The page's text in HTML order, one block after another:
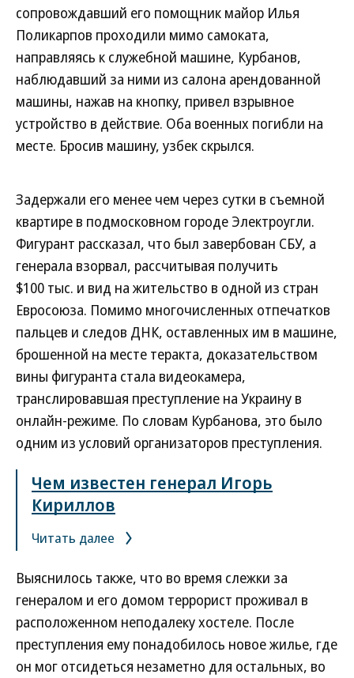
сопровождавший его помощник майор Илья
Поликарпов проходили мимо самоката,
направляясь к служебной машине, Курбанов,
наблюдавший за ними из салона арендованной
машины, нажав на кнопку, привел взрывное
устройство в действие. Оба военных погибли на
месте. Бросив машину, узбек скрылся.
Задержали его менее чем через сутки в съемной
квартире в подмосковном городе Электроугли.
Фигурант рассказал, что был завербован СБУ, а
генерала взорвал, рассчитывая получить
$100 тыс. и вид на жительство в одной из стран
Евросоюза. Помимо многочисленных отпечатков
пальцев и следов ДНК, оставленных им в машине,
брошенной на месте теракта, доказательством
вины фигуранта стала видеокамера,
транслировавшая преступление на Украину в
онлайн-режиме. По словам Курбанова, это было
одним из условий организаторов преступления.
Чем известен генерал Игорь
Кириллов
Читать далее
Выяснилось также, что во время слежки за
генералом и его домом террорист проживал в
расположенном неподалеку хостеле. После
преступления ему понадобилось новое жилье, где
он мог отсидеться незаметно для остальных, во